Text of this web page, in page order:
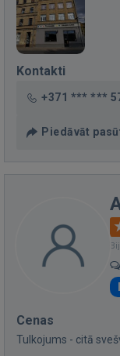
Kontakti
+371 *** ***
Piedāvāt
Cenas
Tulkojums - citā